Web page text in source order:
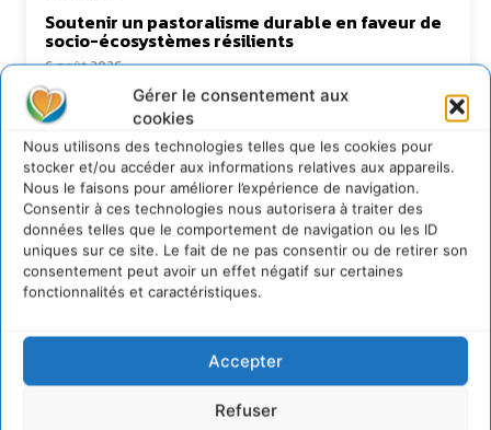
Gérer le consentement aux
cookies
Nous utilisons des technologies telles que les cookies pour
stocker et/ou accéder aux informations relatives aux appareils.
Nous le faisons pour améliorer l’expérience de navigation.
Consentir à ces technologies nous autorisera à traiter des
données telles que le comportement de navigation ou les ID
uniques sur ce site. Le fait de ne pas consentir ou de retirer son
consentement peut avoir un effet négatif sur certaines
fonctionnalités et caractéristiques.
Accepter
Refuser
Soutenir un pastoralisme durable en faveur de
socio-écosystèmes résilients
6 août 2026
S’inspirer de l’arbre pour un modèle
économique régénératif du vivant …
5 août 2026
IPBES : le « GIEC de la biodiversité » appelle les
entreprises à devenir des alliées du vivant
4 août 2026
Newsletter